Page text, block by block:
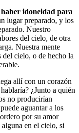
idoneidad para
lugar preparado, y los
Nuestro
del cielo, de otra
Nuestra mente
del cielo, o de hecho la
allí con un corazón
¿Junto a quién
no producirían
aguantar a los
por su amor
en el cielo, si